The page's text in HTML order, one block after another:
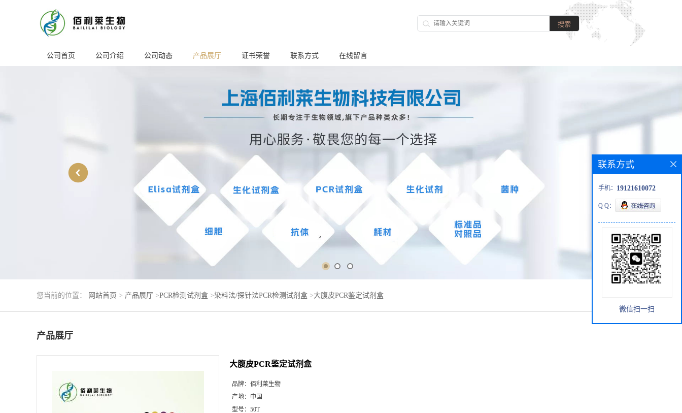
公司首页 公司介绍 公司动态 产品展厅 证书荣誉 联系方式 在线留言
您当前的位置： 网站首页 > 产品展厅 >PCR检测试剂盒 >染料法/探针法PCR检测试剂盒 >大腹皮PCR鉴定试剂盒
产品展厅
大腹皮PCR鉴定试剂盒
品牌： 佰利莱生物
产地： 中国
型号： 50T
联系方式
手机： 19121610072
Q Q：
微信扫一扫